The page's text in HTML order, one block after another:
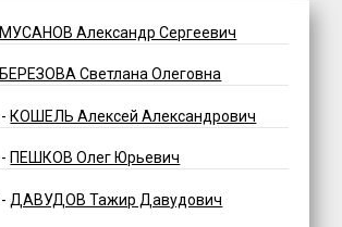
МУСАНОВ Александр Сергеевич
БЕРЕЗОВА Светлана Олеговна
- КОШЕЛЬ Алексей Александрович
- ПЕШКОВ Олег Юрьевич
- ДАВУДОВ Тажир Давудович